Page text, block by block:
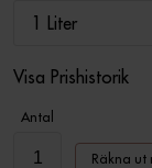
1 Liter
Visa Prishistorik
Antal
Räkna ut